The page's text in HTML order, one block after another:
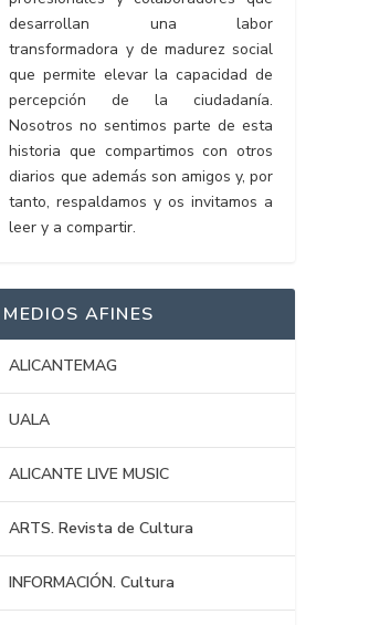
desarrollan una labor
transformadora y de madurez social
que permite elevar la capacidad de
percepción de la ciudadanía.
Nosotros no sentimos parte de esta
historia que compartimos con otros
diarios que además son amigos y, por
tanto, respaldamos y os invitamos a
leer y a compartir.
MEDIOS AFINES
ALICANTEMAG
UALA
ALICANTE LIVE MUSIC
ARTS. Revista de Cultura
INFORMACIÓN. Cultura